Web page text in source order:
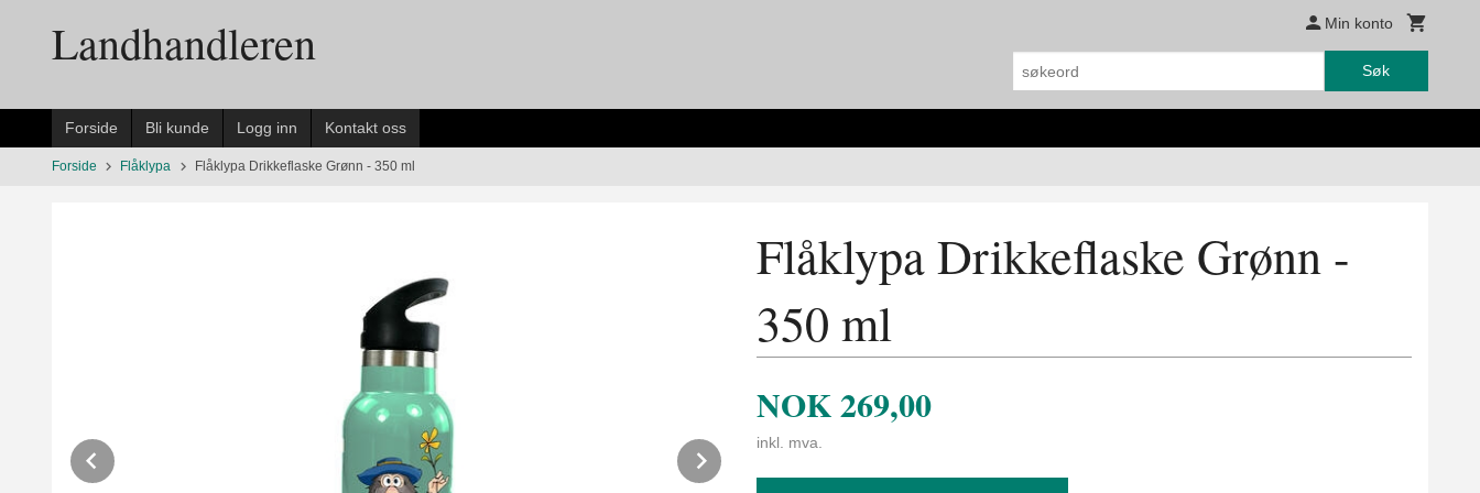
innholdetLandhandleren Min konto
Søk
Forside Bli kunde Logg inn Kontakt oss
Forside Flåklypa Flåklypa Drikkeflaske Grønn - 350 ml
Next
Flåklypa Drikkeflaske Grønn -
350 ml
NOK269,00
inkl. mva.